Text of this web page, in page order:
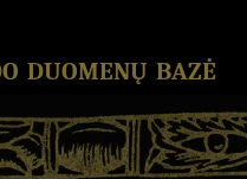
duomenų bazė